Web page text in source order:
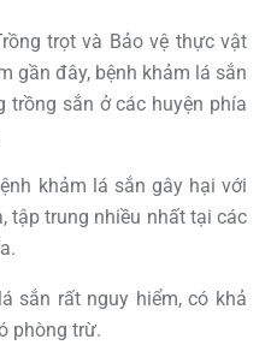
trọt và Bảo vệ thực vật
gần đây, bệnh khảm lá sắn
trồng sắn ở các huyện phía
khảm lá sắn gây hại với
tập trung nhiều nhất tại các
sắn rất nguy hiểm, có khả
phòng trừ.